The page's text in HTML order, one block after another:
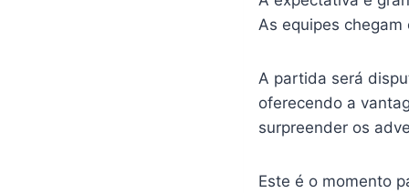
As equipes
A partida será
oferecendo a
surpreender os
Este é o momento